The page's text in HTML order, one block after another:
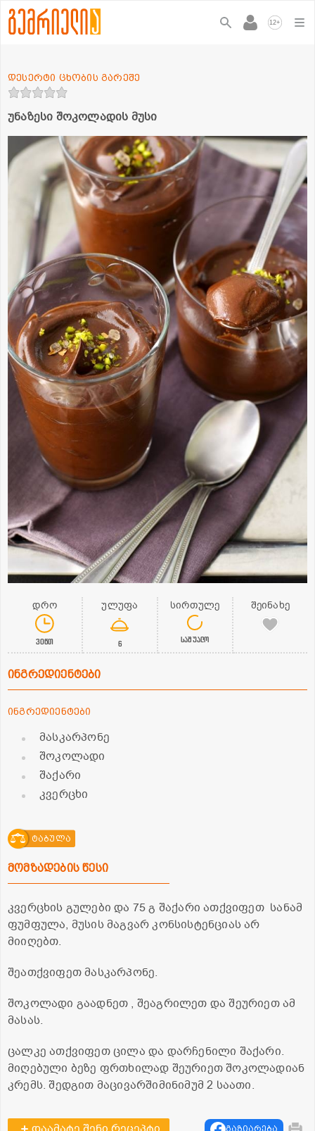
12+
უნაზესი შოკოლადის მუსი
დესერტი ცხობის გარეშე
დრო
30წთ
ულუფა
6
სირთულე
საშუალო
შეინახე
ინგრედიენტები
ინგრედიენტები
მასკარპონე
შოკოლადი
შაქარი
კვერცხი
ტაბულა
მომზადების წესი
კვერცხის გულები და 75 გ შაქარი ათქვიფეთ სანამ
ფუმფულა, მუსის მაგვარ კონსისტენციას არ
მიიღებთ.
შეათქვიფეთ მასკარპონე.
შოკოლადი გაადნეთ , შეაგრილეთ და შეურიეთ ამ
მასას.
ცალკე ათქვიფეთ ცილა და დარჩენილი შაქარი.
მიღებული ბეზე ფრთხილად შეურიეთ შოკოლადიან
კრემს. შედგით მაცივარშიმინიმუმ 2 საათი.